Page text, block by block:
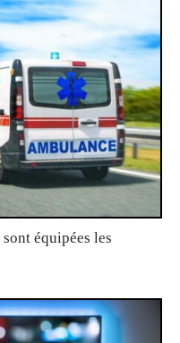
équipées les